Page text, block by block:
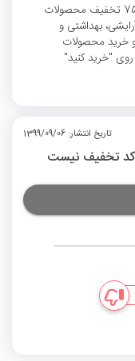
بدون وارد کردن کد تخفیف می‌توانید تا %75 تخفیف محصولات
بهداشتی و
خرید محصولات
"خرید کنید"
تاریخ انتشار: 1399/09/06
کد تخفیف نیست